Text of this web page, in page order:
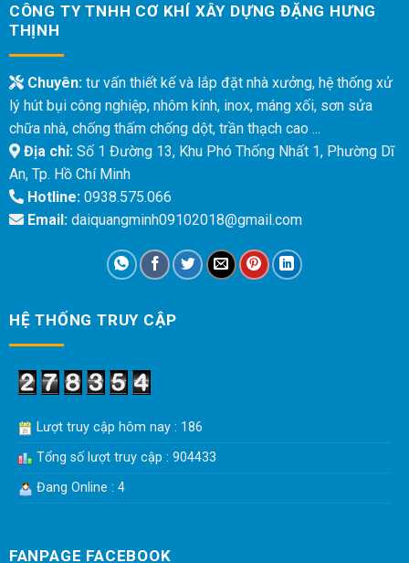
CÔNG TY TNHH CƠ KHÍ XÂY DỰNG ĐẶNG HƯNG
THỊNH
Chuyên:tư vấn thiết kế và lắp đặt nhà xưởng, hệ thống xử
lý hút bụi công nghiệp, nhôm kính, inox, máng xối, sơn sửa
chữa nhà, chống thấm chống dột, trần thạch cao ...
Địa chỉ:Số 1 Đường 13, Khu Phó Thống Nhất 1, Phường Dĩ
An, Tp. Hồ Chí Minh
Hotline:0938.575.066
Email:daiquangminh09102018@gmail.com
HỆ THỐNG TRUY CẬP
Lượt truy cập hôm nay : 186
Tổng số lượt truy cập : 904433
Đang Online : 4
FANPAGE FACEBOOK